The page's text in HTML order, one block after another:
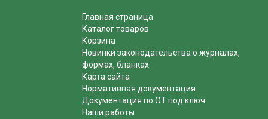
Главная страница
Каталог товаров
Корзина
Новинки законодательства о журналах,
формах, бланках
Карта сайта
Нормативная документация
Документация по ОТ под ключ
Наши работы